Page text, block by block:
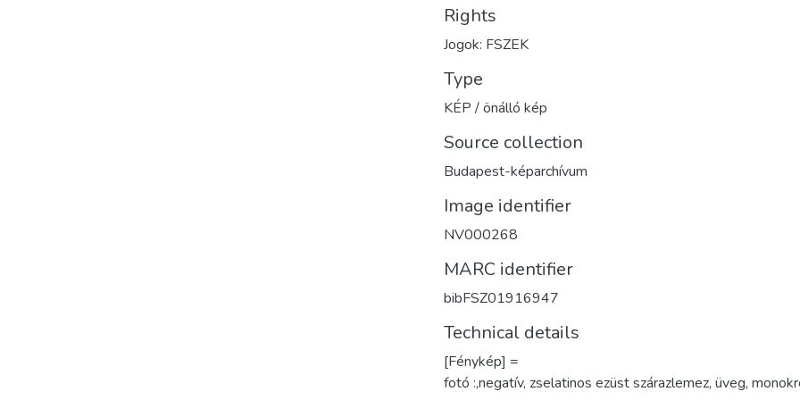
Rights
Jogok: FSZEK
Type
KÉP / önálló kép
Source collection
Budapest-képarchívum
Image identifier
NV000268
MARC identifier
bibFSZ01916947
Technical details
[Fénykép] =
fotó :,negatív, zselatinos ezüst szárazlemez, üveg,